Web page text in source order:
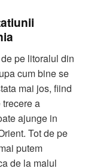
pe litoralul din
cum bine se
mai jos, fiind
a
ajunge in
Tot de pe
putem
de la malul